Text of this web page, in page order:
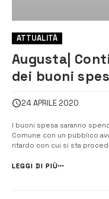
ATTUALITÀ
Augusta|
dei buoni
24 APRILE 2020
I buoni spesa saranno
Comune con un pubblico
ritardo con cui si sta
sindaca Di Pietro. In
LEGGI DI PIÙ